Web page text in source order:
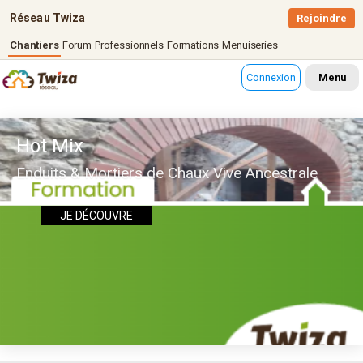
Réseau Twiza
Chantiers Forum Professionnels Formations Menuiseries
Rejoindre
Connexion Menu
Hot Mix
Enduits & Mortiers de Chaux Vive Ancestrale
JE DÉCOUVRE